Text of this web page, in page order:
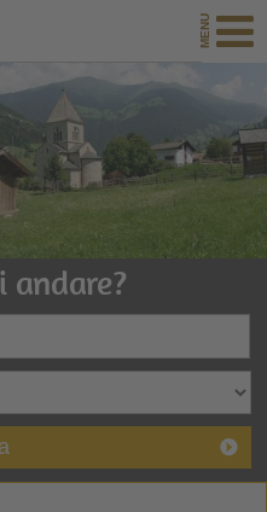
andare?